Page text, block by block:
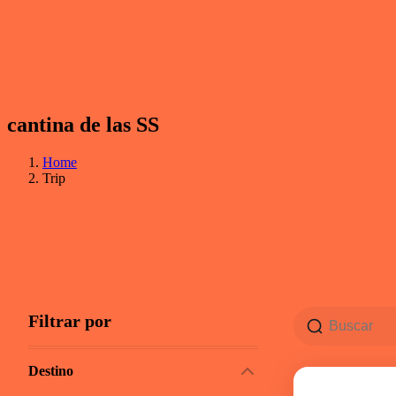
cantina de las SS
Home
Trip
Filtrar por
Destino